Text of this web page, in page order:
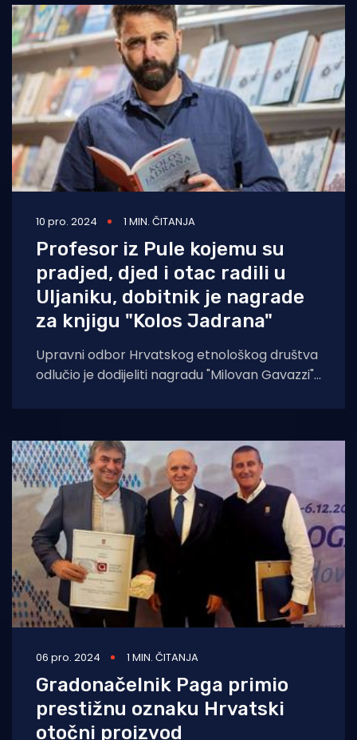
10 pro. 2024 1 MIN. ČITANJA
Profesor iz Pule kojemu su
pradjed, djed i otac radili u
Uljaniku, dobitnik je nagrade
za knjigu "Kolos Jadrana"
Upravni odbor Hrvatskog etnološkog društva
odlučio je dodijeliti nagradu "Milovan Gavazzi"
na
06 pro. 2024 1 MIN. ČITANJA
Gradonačelnik Paga primio
prestižnu oznaku Hrvatski
otočni proizvod